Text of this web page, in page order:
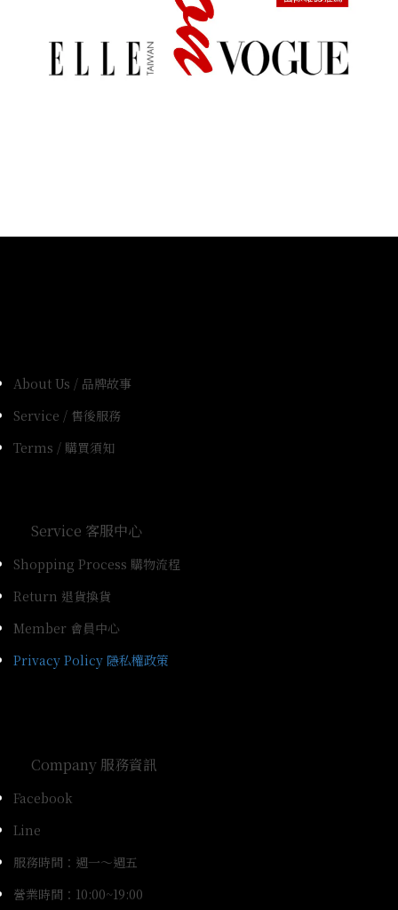
About Us / 品牌故事
Service / 售後服務
Terms / 購買須知
Service 客服中心
Shopping Process 購物流程
Return 退貨換貨
Member 會員中心
Privacy Policy 隱私權政策
Company 服務資訊
Facebook
Line
服務時間：週一～週五
營業時間：10:00~19:00